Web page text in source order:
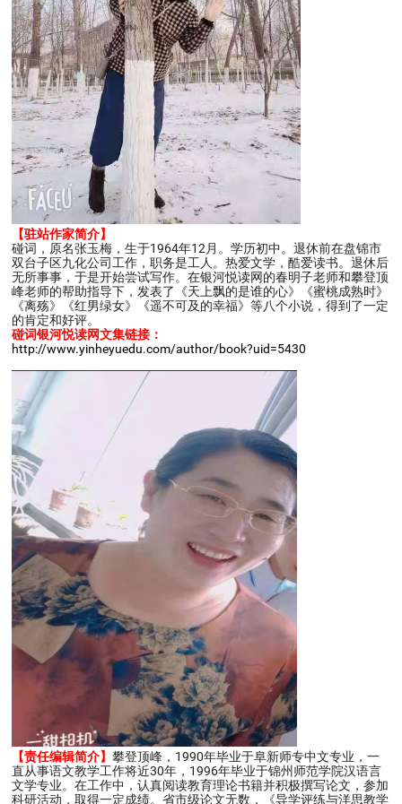
【驻站作家简介】
碰词，原名张玉梅，生于1964年12月。学历初中。退休前在盘锦市
双台子区九化公司工作，职务是工人。热爱文学，酷爱读书。退休后
无所事事，于是开始尝试写作。在银河悦读网的春明子老师和攀登顶
峰老师的帮助指导下，发表了《天上飘的是谁的心》《蜜桃成熟时》
《离殇》《红男绿女》《遥不可及的幸福》等八个小说，得到了一定
的肯定和好评。
碰词银河悦读网文集链接：
http://www.yinheyuedu.com/author/book?uid=5430
【责任编辑简介】 攀登顶峰，1990年毕业于阜新师专中文专业，一
直从事语文教学工作将近30年，1996年毕业于锦州师范学院汉语言
文学专业。在工作中，认真阅读教育理论书籍并积极撰写论文，参加
科研活动，取得一定成绩。省市级论文无数，《导学评练与洋思教学